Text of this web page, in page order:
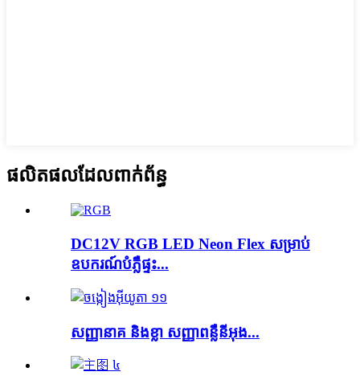
ផលិតផលដែលពាក់ព័ន្ធ
DC12V RGB LED Neon Flex សម្រាប់
ឧបករណ៍បំភ្លឺផ្ទះ...
សញ្ញានាគ និងខ្លា សញ្ញាពន្លឺនីអុង...